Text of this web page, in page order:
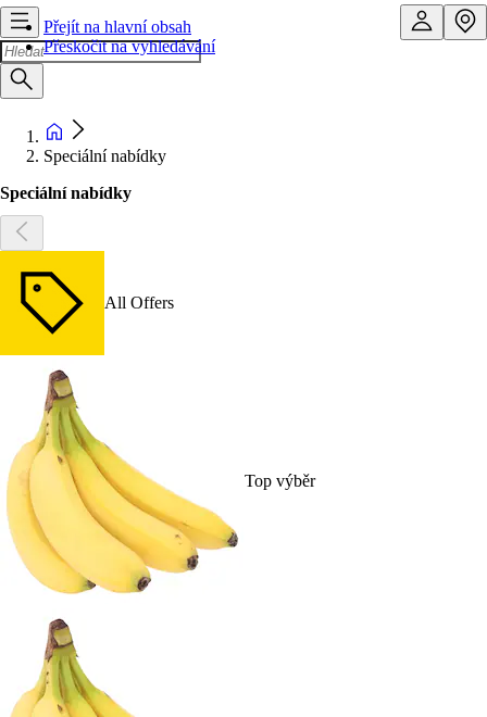
Přejít na hlavní obsah
Přeskočit na vyhledávání
Speciální nabídky
Speciální nabídky
All Offers
Top výběr